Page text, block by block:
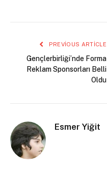
PREVIOUS ARTICLE
Gençlerbirliği’nde Forma
Reklam Sponsorları Belli
Oldu
Esmer Yiğit